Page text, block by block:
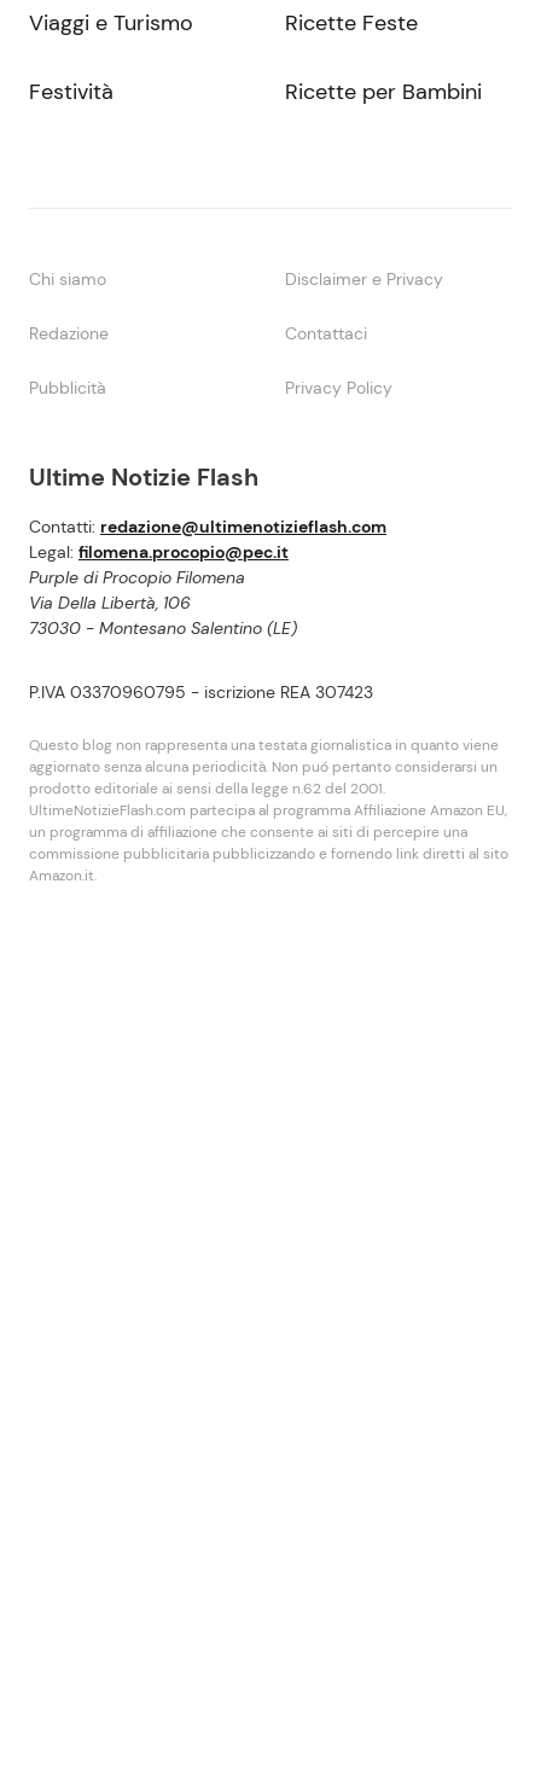
Ultime Notizie Flash
Contatti: redazione@ultimenotizieflash.com
Legal: filomena.procopio@pec.it
Purple di Procopio Filomena
Via Della Libertà, 106
73030 - Montesano Salentino (LE)
P.IVA 03370960795 - iscrizione REA 307423
Questo blog non rappresenta una testata giornalistica in quanto viene
aggiornato senza alcuna periodicità. Non puó pertanto considerarsi un
prodotto editoriale ai sensi della legge n.62 del 2001.
UltimeNotizieFlash.com partecipa al programma Affiliazione Amazon EU,
un programma di affiliazione che consente ai siti di percepire una
commissione pubblicitaria pubblicizzando e fornendo link diretti al sito
Amazon.it.
Viaggi e Turismo
Festività
Ricette Feste
Ricette per Bambini
Chi siamo Disclaimer e Privacy
Redazione Contattaci
Pubblicità Privacy Policy